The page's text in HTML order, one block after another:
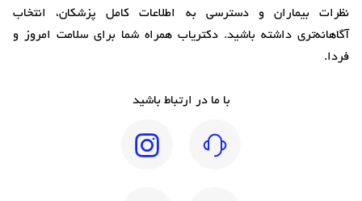
نظرات بیماران و دسترسی به اطلاعات کامل پزشکان، انتخاب
آگاهانه‌تری داشته باشید. دکتریاب همراه شما برای سلامت امروز و
فردا.
با ما در ارتباط باشید